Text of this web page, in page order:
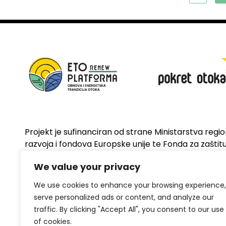
We value your privacy
We use cookies to enhance your browsing experience,
serve personalized ads or content, and analyze our
traffic. By clicking "Accept All", you consent to our use
of cookies.
Projekt je sufinanciran od strane Ministarstva
razvoja i fondova Europske unije te Fonda za